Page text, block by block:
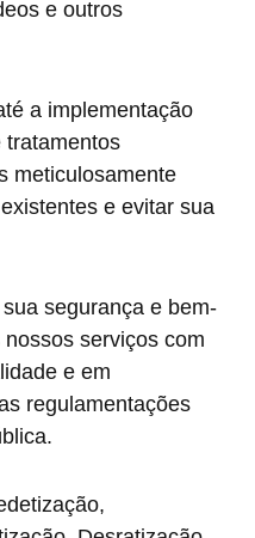
e outros
a implementação
tratamentos
meticulosamente
e evitar sua
segurança e bem-
serviços com
e em
regulamentações